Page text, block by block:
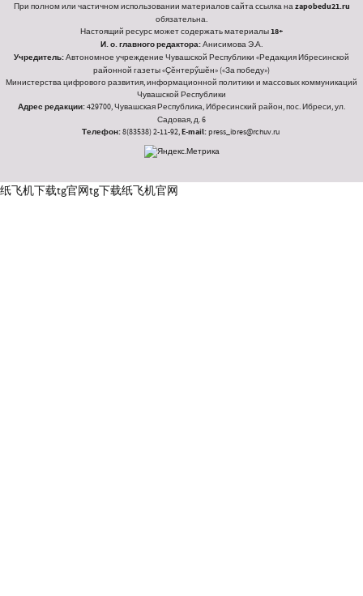
При полном или частичном использовании материалов сайта ссылка наzapobedu21.ru
обязательна.
Настоящий ресурс может содержать материалы18+
И. о. главного редактора:Анисимова Э.А.
Учредитель:Автономное учреждение Чувашской Республики «Редакция Ибресинской
районной газеты «Ҫӗнтерӳшӗн» («За победу»)
Министерства цифрового развития, информационной политики и массовых коммуникаций
Чувашской Республики
Адрес редакции:429700, Чувашская Республика, Ибресинский район, пос. Ибреси, ул.
Садовая, д. 6
Телефон:8(83538) 2-11-92,E-mail:press_ibres@rchuv.ru
纸飞机下载tg官网tg下载纸飞机官网